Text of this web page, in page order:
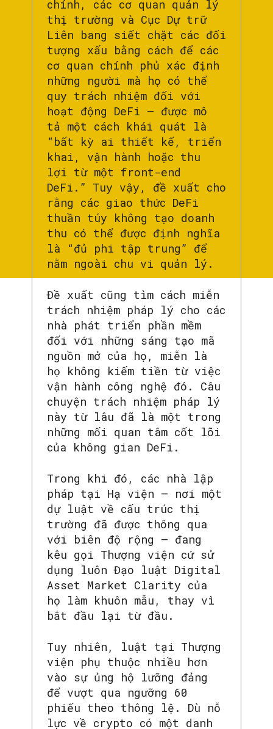
chính, các cơ quan quản lý
thị trường và Cục Dự trữ
Liên bang siết chặt các đối
tượng xấu bằng cách để các
cơ quan chính phủ xác định
những người mà họ có thể
quy trách nhiệm đối với
hoạt động DeFi — được mô
tả một cách khái quát là
“bất kỳ ai thiết kế, triển
khai, vận hành hoặc thu
lợi từ một front-end
DeFi.” Tuy vậy, đề xuất cho
rằng các giao thức DeFi
thuần túy không tạo doanh
thu có thể được định nghĩa
là “đủ phi tập trung” để
nằm ngoài chu vi quản lý.
Đề xuất cũng tìm cách miễn
trách nhiệm pháp lý cho các
nhà phát triển phần mềm
đối với những sáng tạo mã
nguồn mở của họ, miễn là
họ không kiếm tiền từ việc
vận hành công nghệ đó. Câu
chuyện trách nhiệm pháp lý
này từ lâu đã là một trong
những mối quan tâm cốt lõi
của không gian DeFi.
Trong khi đó, các nhà lập
pháp tại Hạ viện — nơi một
dự luật về cấu trúc thị
trường đã được thông qua
với biên độ rộng — đang
kêu gọi Thượng viện cứ sử
dụng luôn Đạo luật Digital
Asset Market Clarity của
họ làm khuôn mẫu, thay vì
bắt đầu lại từ đầu.
Tuy nhiên, luật tại Thượng
viện phụ thuộc nhiều hơn
vào sự ủng hộ lưỡng đảng
để vượt qua ngưỡng 60
phiếu theo thông lệ. Dù nỗ
lực về crypto có một danh